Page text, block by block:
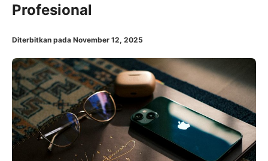
Profesional
Diterbitkan pada November 12, 2025